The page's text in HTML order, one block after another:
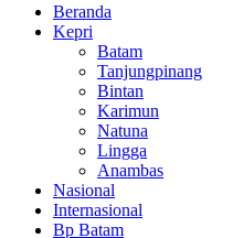
Beranda
Kepri
Batam
Tanjungpinang
Bintan
Karimun
Natuna
Lingga
Anambas
Nasional
Internasional
Bp Batam